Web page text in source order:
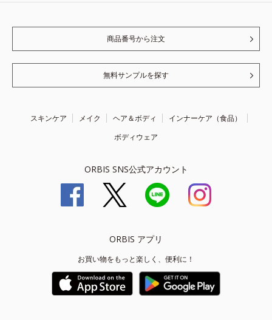
商品番号から注文
無料サンプルを探す
スキンケア メイク ヘア＆ボディ
インナーケア（食品）
ボディウェア
ORBIS SNS公式アカウント
ORBIS アプリ
お買い物をもっと楽しく、便利に！